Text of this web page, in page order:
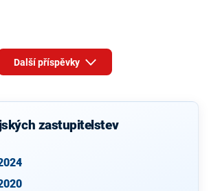
Další příspěvky
zastupitelstev